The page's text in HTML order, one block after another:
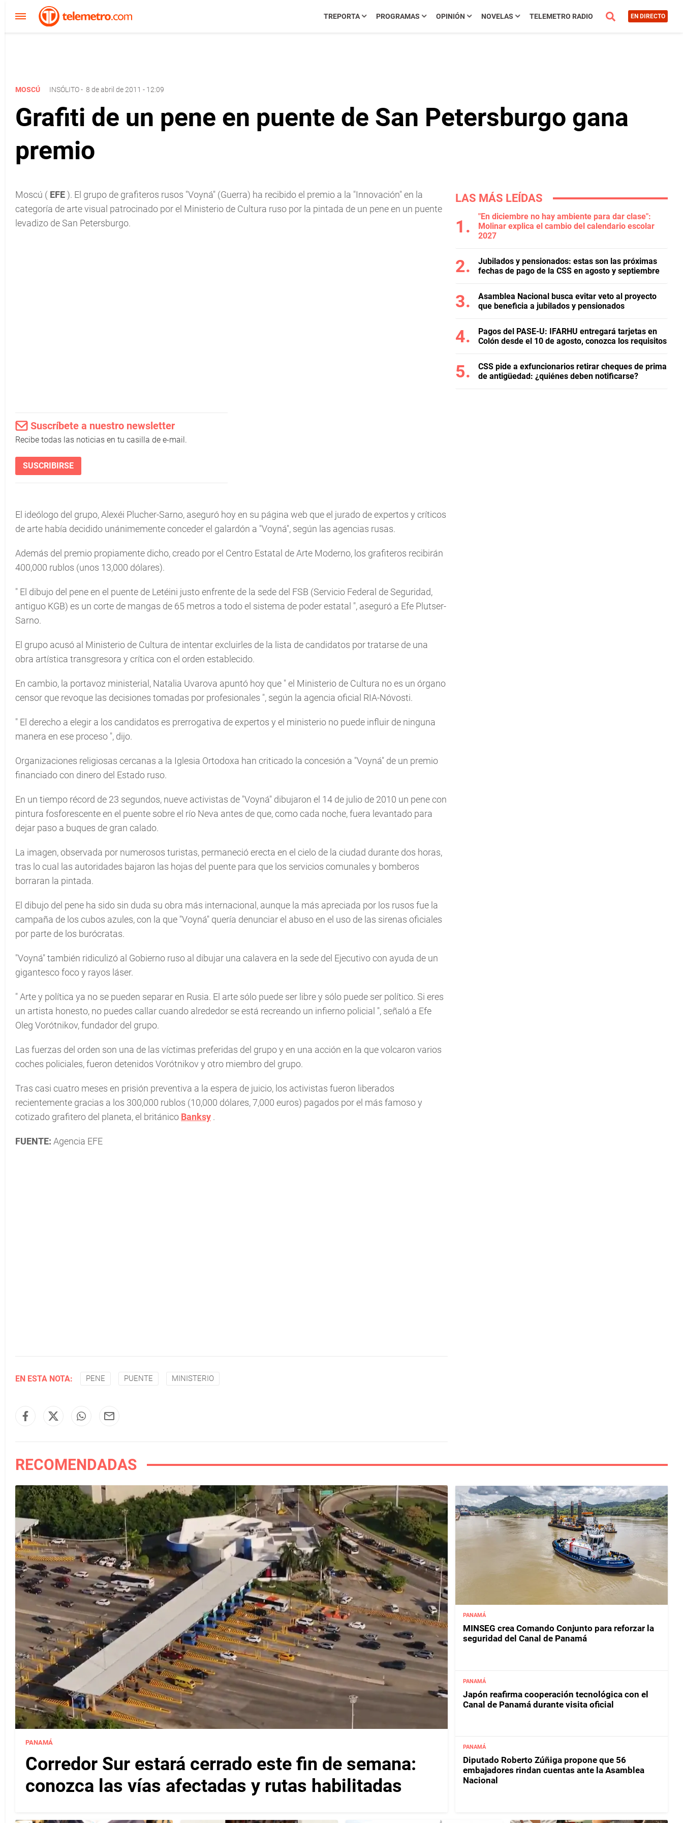
TREPORTA PROGRAMAS OPINIÓN NOVELAS TELEMETRO RADIO EN DIRECTO
MOSCÚ INSÓLITO- 8 de abril de 2011 - 12:09
Grafiti de un pene en puente de San Petersburgo gana
premio
Moscú ( EFE). El grupo de grafiteros rusos "Voyná" (Guerra) ha recibido el premio a la "Innovación" en la
categoría de arte visual patrocinado por el Ministerio de Cultura ruso por la pintada de un pene en un puente
levadizo de San Petersburgo.
Suscríbete a nuestro newsletter
Recibe todas las noticias en tu casilla de e-mail.
SUSCRIBIRSE
El ideólogo del grupo, Alexéi Plucher-Sarno, aseguró hoy en su página web que el jurado de expertos y críticos
de arte había decidido unánimemente conceder el galardón a "Voyná", según las agencias rusas.
Además del premio propiamente dicho, creado por el Centro Estatal de Arte Moderno, los grafiteros recibirán
400,000 rublos (unos 13,000 dólares).
" El dibujo del pene en el puente de Letéini justo enfrente de la sede del FSB (Servicio Federal de Seguridad,
antiguo KGB) es un corte de mangas de 65 metros a todo el sistema de poder estatal ", aseguró a Efe Plutser-
Sarno.
El grupo acusó al Ministerio de Cultura de intentar excluirles de la lista de candidatos por tratarse de una
obra artística transgresora y crítica con el orden establecido.
En cambio, la portavoz ministerial, Natalia Uvarova apuntó hoy que "el Ministerio de Cultura no es un órgano
censor que revoque las decisiones tomadas por profesionales ", según la agencia oficial RIA-Nóvosti.
" El derecho a elegir a los candidatos es prerrogativa de expertos y el ministerio no puede influir de ninguna
manera en ese proceso ", dijo.
Organizaciones religiosas cercanas a la Iglesia Ortodoxa han criticado la concesión a "Voyná" de un premio
financiado con dinero del Estado ruso.
En un tiempo récord de 23 segundos, nueve activistas de "Voyná" dibujaron el 14 de julio de 2010 un pene con
pintura fosforescente en el puente sobre el río Neva antes de que, como cada noche, fuera levantado para
dejar paso a buques de gran calado.
La imagen, observada por numerosos turistas, permaneció erecta en el cielo de la ciudad durante dos horas,
tras lo cual las autoridades bajaron las hojas del puente para que los servicios comunales y bomberos
borraran la pintada.
El dibujo del pene ha sido sin duda su obra más internacional, aunque la más apreciada por los rusos fue la
campaña de los cubos azules, con la que "Voyná" quería denunciar el abuso en el uso de las sirenas oficiales
por parte de los burócratas.
"Voyná" también ridiculizó al Gobierno ruso al dibujar una calavera en la sede del Ejecutivo con ayuda de un
gigantesco foco y rayos láser.
"Arte y política ya no se pueden separar en Rusia. El arte sólo puede ser libre y sólo puede ser político. Si eres
un artista honesto, no puedes callar cuando alrededor se está recreando un infierno policial ", señaló a Efe
Oleg Vorótnikov, fundador del grupo.
Las fuerzas del orden son una de las víctimas preferidas del grupo y en una acción en la que volcaron varios
coches policiales, fueron detenidos Vorótnikov y otro miembro del grupo.
Tras casi cuatro meses en prisión preventiva a la espera de juicio, los activistas fueron liberados
recientemente gracias a los 300,000 rublos (10,000 dólares, 7,000 euros) pagados por el más famoso y
cotizado grafitero del planeta, el británico Banksy .
FUENTE: Agencia EFE
EN ESTA NOTA: PENE PUENTE MINISTERIO
LAS MÁS LEÍDAS
"En diciembre no hay ambiente para dar clase":
Molinar explica el cambio del calendario escolar
2027
Jubilados y pensionados: estas son las próximas
fechas de pago de la CSS en agosto y septiembre
Asamblea Nacional busca evitar veto al proyecto
que beneficia a jubilados y pensionados
Pagos del PASE-U: IFARHU entregará tarjetas en
Colón desde el 10 de agosto, conozca los requisitos
CSS pide a exfuncionarios retirar cheques de prima
de antigüedad: ¿quiénes deben notificarse?
RECOMENDADAS
PANAMÁ
Corredor Sur estará cerrado este fin de semana:
conozca las vías afectadas y rutas habilitadas
PANAMÁ
MINSEG crea Comando Conjunto para reforzar la
seguridad del Canal de Panamá
PANAMÁ
Japón reafirma cooperación tecnológica con el
Canal de Panamá durante visita oficial
PANAMÁ
Diputado Roberto Zúñiga propone que 56
embajadores rindan cuentas ante la Asamblea
Nacional